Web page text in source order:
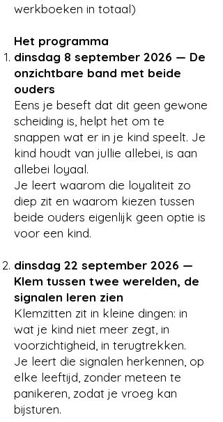
werkboeken in totaal)
Het programma
dinsdag 8 september 2026 — De
onzichtbare band met beide
ouders
Eens je beseft dat dit geen gewone
scheiding is, helpt het om te
snappen wat er in je kind speelt. Je
kind houdt van jullie allebei, is aan
allebei loyaal.
Je leert waarom die loyaliteit zo
diep zit en waarom kiezen tussen
beide ouders eigenlijk geen optie is
voor een kind.
dinsdag 22 september 2026 —
Klem tussen twee werelden, de
signalen leren zien
Klemzitten zit in kleine dingen: in
wat je kind niet meer zegt, in
voorzichtigheid, in terugtrekken.
Je leert die signalen herkennen, op
elke leeftijd, zonder meteen te
panikeren, zodat je vroeg kan
bijsturen.